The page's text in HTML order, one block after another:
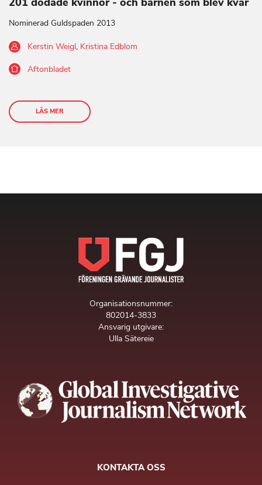
Nominerad Guldspaden 2013
Kerstin Weigl, Kristina Edblom
Aftonbladet
LÄS MER
Organisationsnummer:
802014-3833
Ansvarig utgivare:
Ulla Sätereie
KONTAKTA OSS